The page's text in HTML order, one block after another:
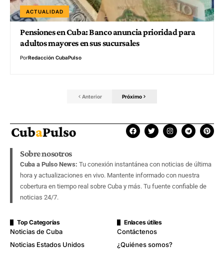
ACTUALIDAD
Pensiones en Cuba: Banco anuncia prioridad para
adultos mayores en sus sucursales
PorRedacción CubaPulso
Anterior Próximo
Sobre nosotros
Cuba a Pulso News: Tu conexión instantánea con noticias de última
hora y actualizaciones en vivo. Mantente informado con nuestra
cobertura en tiempo real sobre Cuba y más. Tu fuente confiable de
noticias 24/7.
Top Categorías
Noticias de Cuba
Noticias Estados Unidos
Enlaces útiles
Contáctenos
¿Quiénes somos?